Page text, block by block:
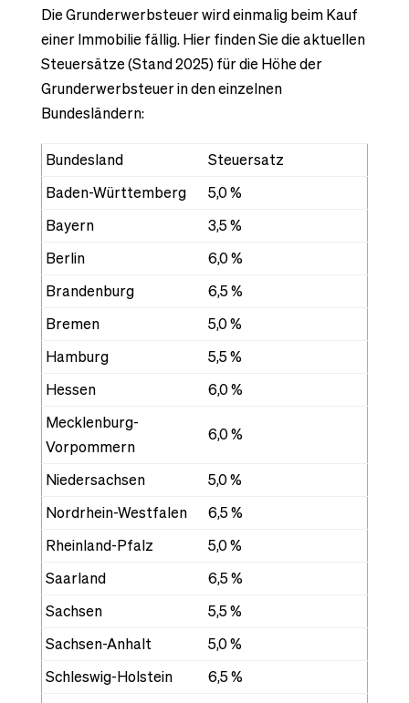
Die Grunderwerbsteuer wird einmalig beim Kauf
einer Immobilie fällig. Hier finden Sie die aktuellen
Steuersätze (Stand 2025) für die Höhe der
Grunderwerbsteuer in den einzelnen
Bundesländern:
Bundesland
Steuersatz
Baden-Württemberg
5,0 %
Bayern
3,5 %
Berlin
6,0 %
Brandenburg
6,5 %
Bremen
5,0 %
Hamburg
5,5 %
Hessen
6,0 %
Mecklenburg-
Vorpommern
6,0 %
Niedersachsen
5,0 %
Nordrhein-Westfalen
6,5 %
Rheinland-Pfalz
5,0 %
Saarland
6,5 %
Sachsen
5,5 %
Sachsen-Anhalt
5,0 %
Schleswig-Holstein
6,5 %